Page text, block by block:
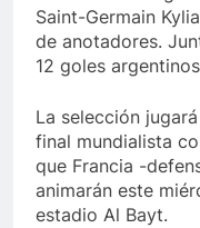
Saint-Germain
de anotadores.
12 goles
La selección
final mundialista
que Francia -
animarán este
estadio Al Bayt.